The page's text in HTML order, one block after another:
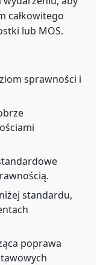
całkowitego
lub MOS.
sprawności i
standardu,
poprawa